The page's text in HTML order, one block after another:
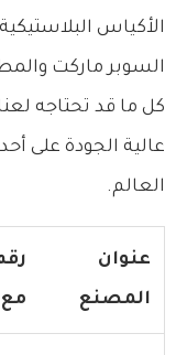
الأكياس
السوبر ماركت
كل ما قد تحتاجه
عالية الجودة على
العالم.
عنوان
المصنع